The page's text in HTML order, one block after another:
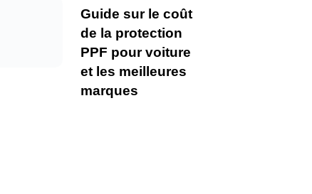
Guide sur le coût
de la protection
PPF pour voiture
et les meilleures
marques